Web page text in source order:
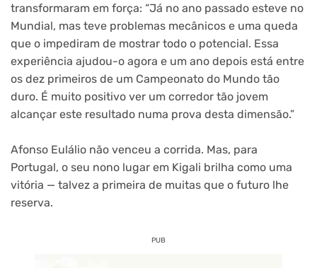
transformaram em força: “Já no ano passado esteve no
Mundial, mas teve problemas mecânicos e uma queda
que o impediram de mostrar todo o potencial. Essa
experiência ajudou-o agora e um ano depois está entre
os dez primeiros de um Campeonato do Mundo tão
duro. É muito positivo ver um corredor tão jovem
alcançar este resultado numa prova desta dimensão.”
Afonso Eulálio não venceu a corrida. Mas, para
Portugal, o seu nono lugar em Kigali brilha como uma
vitória — talvez a primeira de muitas que o futuro lhe
reserva.
PUB